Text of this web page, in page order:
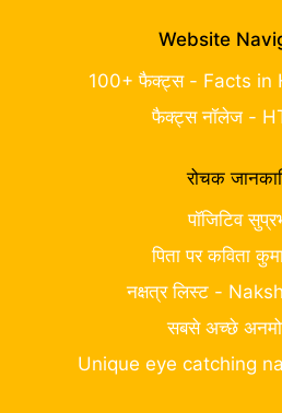
Website
100+ फैक्ट्स - Facts in
फैक्ट्स नॉलेज -
रोचक
पॉजिटिव
पिता पर कविता
नक्षत्र लिस्ट -
सबसे अच्छे
Unique eye catching